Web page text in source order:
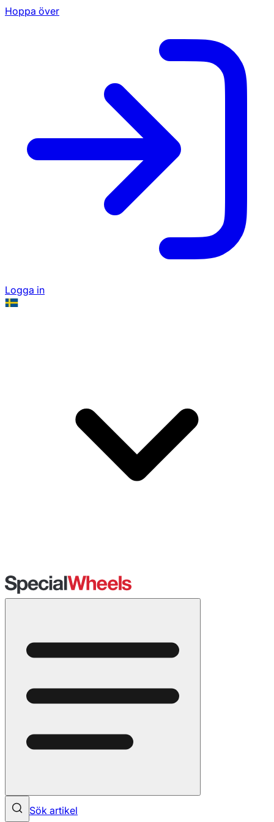
Hoppa över
Logga in
Sök artikel